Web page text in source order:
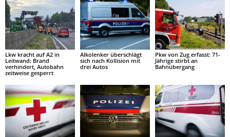
Lkw kracht auf A2 in
Leitwand: Brand
verhindert, Autobahn
zeitweise gesperrt
Alkolenker überschlägt
sich nach Kollision mit
drei Autos
Pkw von Zug erfasst: 71-
Jährige stirbt an
Bahnübergang